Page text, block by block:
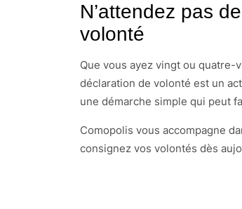
N’attendez pas
volonté
Que vous ayez vingt ou quatre-
déclaration de volonté est un
une démarche simple qui peut
Comopolis vous accompagne
consignez vos volontés dès